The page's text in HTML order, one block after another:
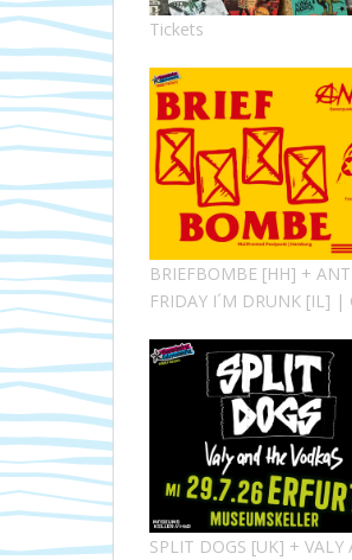
Tickets
BRIEFBOMBE [HH] +
FRIDAY I´M DRUNK [IL]
SPLIT DOGS [UK] + VALY